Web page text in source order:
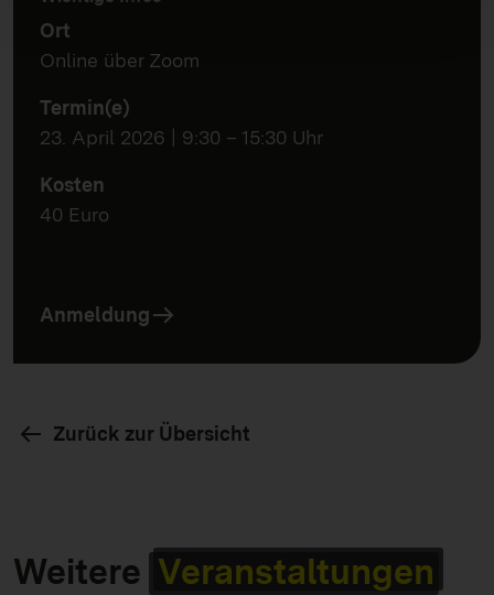
Ort
Online über Zoom
Termin(e)
23. April 2026 | 9:30 – 15:30 Uhr
Kosten
40 Euro
Anmeldung
Zurück zur Übersicht
Weitere Veranstaltungen